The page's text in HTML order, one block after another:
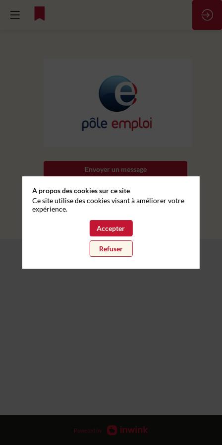
Envoyer un message
Partager mes informations
Internet
https://www.pole-
emploi.fr/region/nouvelle-
aquitaine/
Powered by
A propos des cookies sur ce site
Ce site utilise des cookies visant à améliorer votre
expérience.
Accepter
Refuser